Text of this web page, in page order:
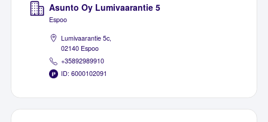
Asunto Oy Lumivaarantie 5
Espoo
Lumivaarantie 5c,
02140 Espoo
+35892989910
ID: 6000102091